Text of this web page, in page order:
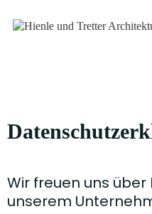
Wir freuen uns
unserem